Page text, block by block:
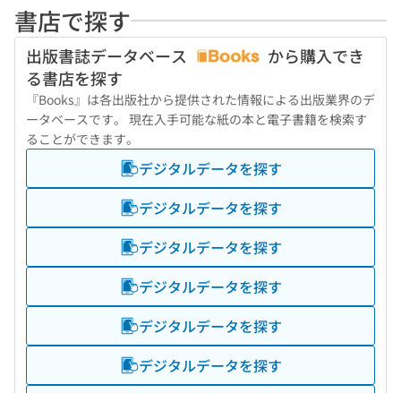
書店で探す
出版書誌データベース
から購入でき
る書店を探す
『Books』は各出版社から提供された情報による出版業界のデ
ータベースです。 現在入手可能な紙の本と電子書籍を検索す
ることができます。
デジタルデータを探す
デジタルデータを探す
デジタルデータを探す
デジタルデータを探す
デジタルデータを探す
デジタルデータを探す